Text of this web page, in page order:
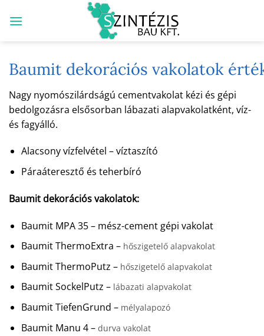
Baumit dekorációs vakolatok
Nagy nyomószilárdságú cementvakolat kézi és gépi
bedolgozásra elsősorban lábazati alapvakolatként, víz-
és fagyálló.
Alacsony vízfelvétel – víztaszító
Páraáteresztő és teherbíró
Baumit dekorációs vakolatok:
Baumit MPA 35 – mész-cement gépi vakolat
Baumit ThermoExtra – hőszigetelő alapvakolat
Baumit ThermoPutz – hőszigetelő alapvakolat
Baumit SockelPutz – lábazati alapvakolat
Baumit TiefenGrund – mélyalapozó
Baumit Manu 4 – durva vakolat